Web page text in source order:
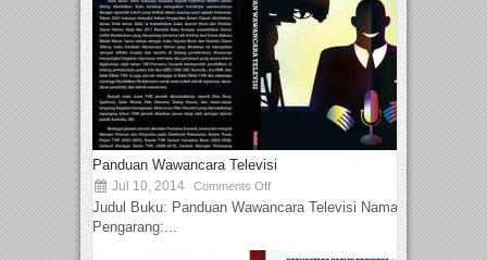
Panduan Wawancara Televisi
Jul 10, 2014 Comments Off
Judul Buku: Panduan Wawancara Televisi Nama
Pengarang:...